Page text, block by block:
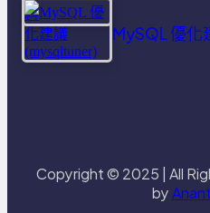
MySQL 優
Copyright © 2025 | All
by